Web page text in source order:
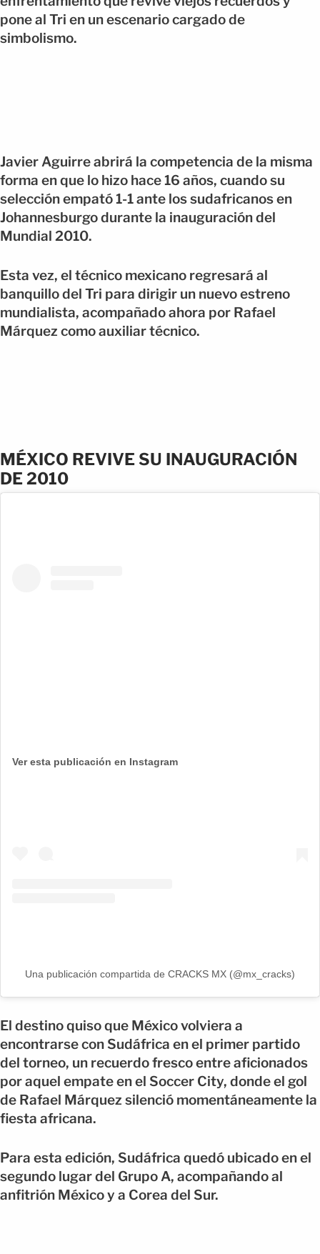
pone al Tri en un escenario cargado de
simbolismo.
Javier Aguirre abrirá la competencia de la misma
forma en que lo hizo hace 16 años, cuando su
selección empató 1-1 ante los sudafricanos en
Johannesburgo durante la inauguración del
Mundial 2010.
Esta vez, el técnico mexicano regresará al
banquillo del Tri para dirigir un nuevo estreno
mundialista, acompañado ahora por Rafael
Márquez como auxiliar técnico.
MÉXICO REVIVE SU INAUGURACIÓN
DE 2010
Ver esta publicación en Instagram
Una publicación compartida de CRACKS MX (@mx_cracks)
El destino quiso que México volviera a
encontrarse con Sudáfrica en el primer partido
del torneo, un recuerdo fresco entre aficionados
por aquel empate en el Soccer City, donde el gol
de Rafael Márquez silenció momentáneamente la
fiesta africana.
Para esta edición, Sudáfrica quedó ubicado en el
segundo lugar del Grupo A, acompañando al
anfitrión México y a Corea del Sur.